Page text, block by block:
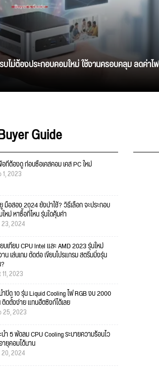
ม่ต้องประกอบคอมใหม่ ใช้งานครอบคลุม ลดค่าไฟ
Guide
อที่ต้องดู ก่อนซื้อเคสคอม เคส PC ใหม่
1, 2023
มือสอง 2024 ยังน่าใช้? วิธีเลือก จะประกอบ
หม่ หาซื้อที่ไหน รุ่นใดคุ้มค่า
23, 2024
บเทียบ CPU Intel และ AMD 2023 รุ่นใหม่
น เล่นเกม ตัดต่อ เขียนโปรแกรม สตรีมมิ่งรุ่น
2023
ปิด 10 รุ่น Liquid Cooling ไฟ RGB งบ 2000
ติดตั้งง่าย แทนฮีตซิงก์ได้เลย
25, 2023
ำ 5 พัดลม CPU Cooling ระบายความร้อนไว
ยุคอมได้นาน
20, 2024